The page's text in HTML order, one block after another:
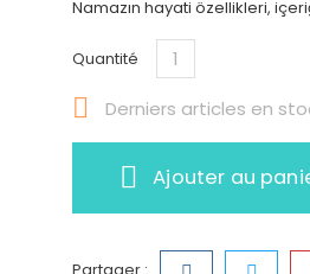
Namazın hayati özellikleri,
Quantité
 Derniers articles en
Ajouter au